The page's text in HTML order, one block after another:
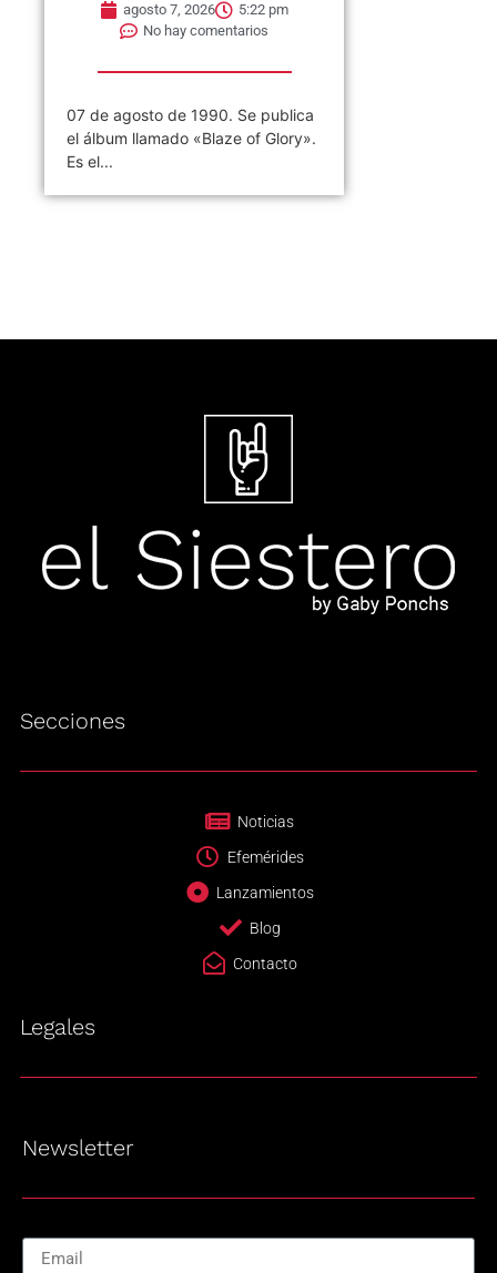
agosto 7, 2026
5:22 pm
No hay comentarios
07 de agosto de 1990. Se publica
el álbum llamado «Blaze of Glory».
Es el...
Secciones
Noticias
Efemérides
Lanzamientos
Blog
Contacto
Legales
Newsletter